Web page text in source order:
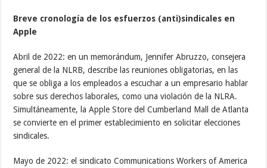
Breve cronología de los esfuerzos (anti)sindicales en
Apple
Abril de 2022: en un memorándum, Jennifer Abruzzo, consejera
general de la NLRB, describe las reuniones obligatorias, en las
que se obliga a los empleados a escuchar a un empresario hablar
sobre sus derechos laborales, como una violación de la NLRA.
Simultáneamente, la Apple Store del Cumberland Mall de Atlanta
se convierte en el primer establecimiento en solicitar elecciones
sindicales.
Mayo de 2022: el sindicato Communications Workers of America